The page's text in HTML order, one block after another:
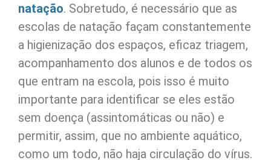
natação. Sobretudo, é necessário que as
escolas de natação façam constantemente
a higienização dos espaços, eficaz triagem,
acompanhamento dos alunos e de todos os
que entram na escola, pois isso é muito
importante para identificar se eles estão
sem doença (assintomáticas ou não) e
permitir, assim, que no ambiente aquático,
como um todo, não haja circulação do vírus.